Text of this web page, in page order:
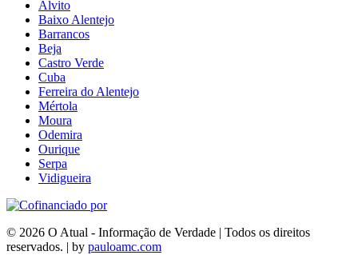
Alvito
Baixo Alentejo
Barrancos
Beja
Castro Verde
Cuba
Ferreira do Alentejo
Mértola
Moura
Odemira
Ourique
Serpa
Vidigueira
© 2026 O Atual - Informação de Verdade | Todos os direitos
reservados. | by pauloamc.com